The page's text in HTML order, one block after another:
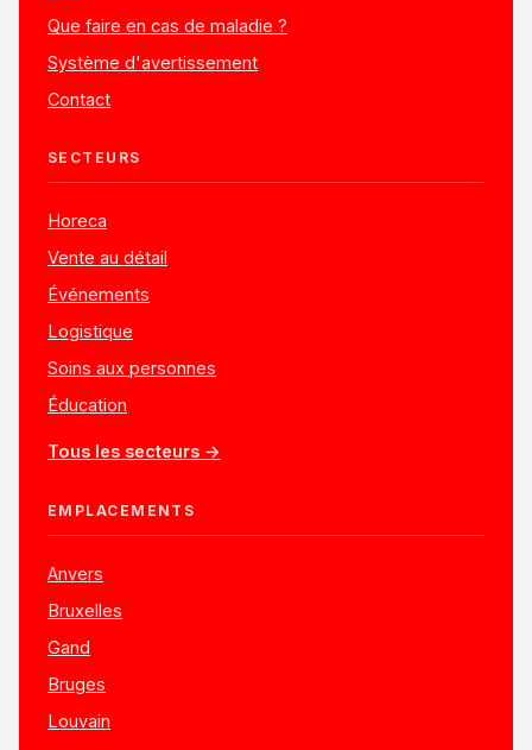
Que faire en cas de maladie ?
Système d'avertissement
Contact
SECTEURS
Horeca
Vente au détail
Événements
Logistique
Soins aux personnes
Éducation
Tous les secteurs →
EMPLACEMENTS
Anvers
Bruxelles
Gand
Bruges
Louvain